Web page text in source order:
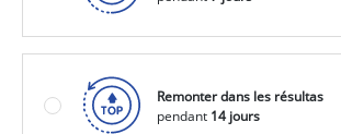
Remonter dans les résultas
pendant 14 jours